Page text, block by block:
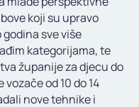
koji su upravo
sve više
kategorijama, te
županije za djecu do
od 10 do 14
nove tehnike i